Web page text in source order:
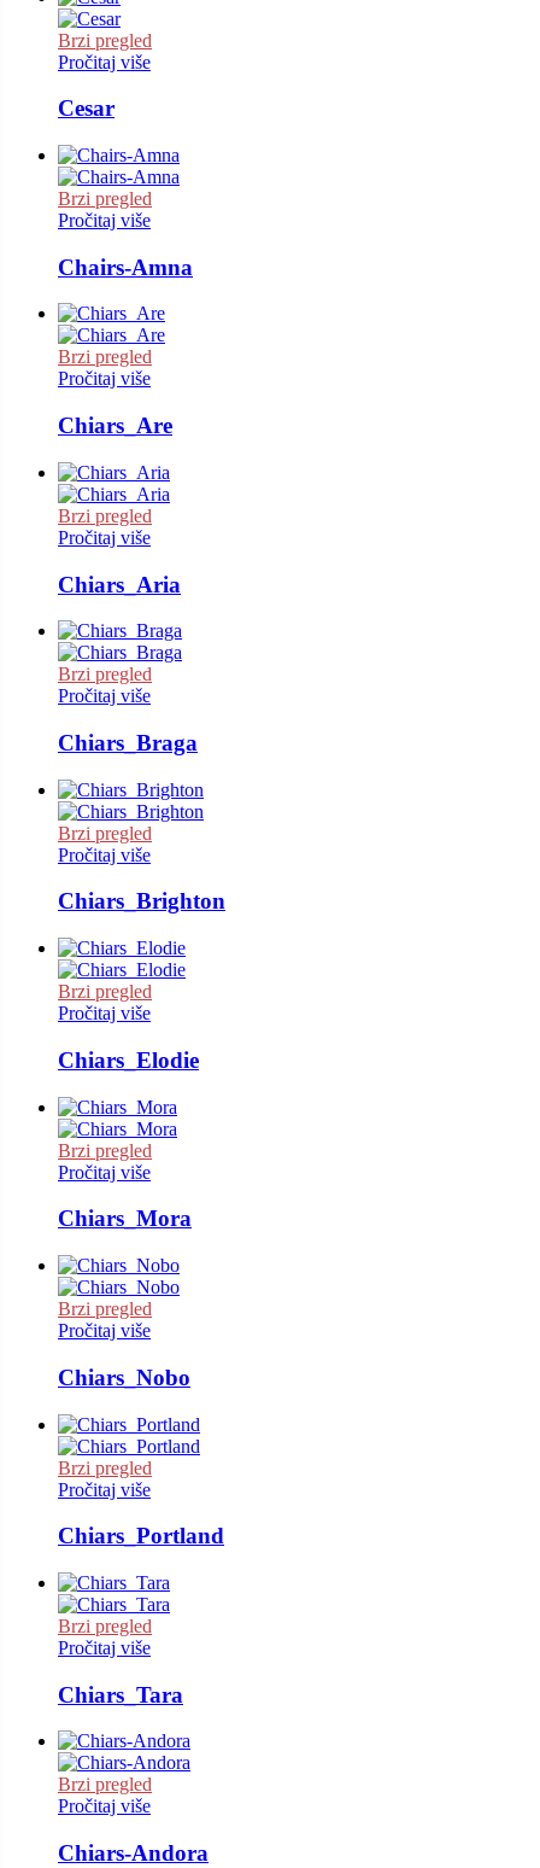
Brzi pregled
Pročitaj više
Cesar
Brzi pregled
Pročitaj više
Chairs-Amna
Brzi pregled
Pročitaj više
Chiars_Are
Brzi pregled
Pročitaj više
Chiars_Aria
Brzi pregled
Pročitaj više
Chiars_Braga
Brzi pregled
Pročitaj više
Chiars_Brighton
Brzi pregled
Pročitaj više
Chiars_Elodie
Brzi pregled
Pročitaj više
Chiars_Mora
Brzi pregled
Pročitaj više
Chiars_Nobo
Brzi pregled
Pročitaj više
Chiars_Portland
Brzi pregled
Pročitaj više
Chiars_Tara
Brzi pregled
Pročitaj više
Chiars-Andora